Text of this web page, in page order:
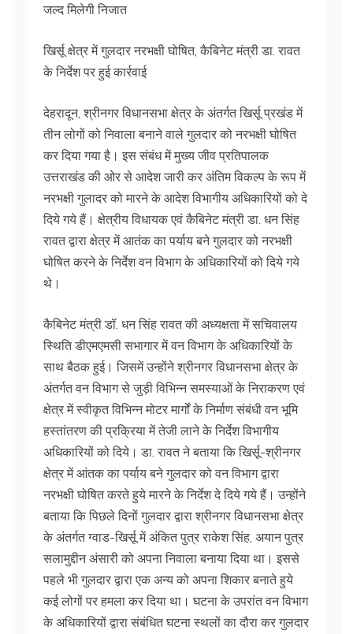
जल्द मिलेगी निजात
खिर्सू क्षेत्र में गुलदार नरभक्षी घोषित, कैबिनेट मंत्री डा. रावत
के निर्देश पर हुई कार्रवाई
देहरादून, श्रीनगर विधानसभा क्षेत्र के अंतर्गत खिर्सू प्रखंड में
तीन लोगों को निवाला बनाने वाले गुलदार को नरभक्षी घोषित
कर दिया गया है। इस संबंध में मुख्य जीव प्रतिपालक
उत्तराखंड की ओर से आदेश जारी कर अंतिम विकल्प के रूप में
नरभक्षी गुलादर को मारने के आदेश विभागीय अधिकारियों को दे
दिये गये हैं। क्षेत्रीय विधायक एवं कैबिनेट मंत्री डा. धन सिंह
रावत द्वारा क्षेत्र में आतंक का पर्याय बने गुलदार को नरभक्षी
घोषित करने के निर्देश वन विभाग के अधिकारियों को दिये गये
थे।
कैबिनेट मंत्री डॉ. धन सिंह रावत की अध्यक्षता में सचिवालय
स्थिति डीएमएमसी सभागार में वन विभाग के अधिकारियों के
साथ बैठक हुई। जिसमें उन्होंने श्रीनगर विधानसभा क्षेत्र के
अंतर्गत वन विभाग से जुड़ी विभिन्न समस्याओं के निराकरण एवं
क्षेत्र में स्वीकृत विभिन्न मोटर मार्गों के निर्माण संबंधी वन भूमि
हस्तांतरण की प्रक्रिया में तेजी लाने के निर्देश विभागीय
अधिकारियों को दिये। डा. रावत ने बताया कि खिर्सू-श्रीनगर
क्षेत्र में आंतक का पर्याय बने गुलदार को वन विभाग द्वारा
नरभक्षी घोषित करते हुये मारने के निर्देश दे दिये गये हैं। उन्होंने
बताया कि पिछले दिनों गुलदार द्वारा श्रीनगर विधानसभा क्षेत्र
के अंतर्गत ग्वाड-खिर्सू में अंकित पुत्र राकेश सिंह, अयान पुत्र
सलामुद्दीन अंसारी को अपना निवाला बनाया दिया था। इससे
पहले भी गुलदार द्वारा एक अन्य को अपना शिकार बनाते हुये
कई लोगों पर हमला कर दिया था। घटना के उपरांत वन विभाग
के अधिकारियों द्वारा संबंधित घटना स्थलों का दौरा कर गुलदार